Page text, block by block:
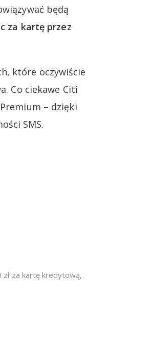
będą
za kartę przez
które oczywiście
Co ciekawe Citi
– dzięki
SMS.
zł za kartę kredytową,